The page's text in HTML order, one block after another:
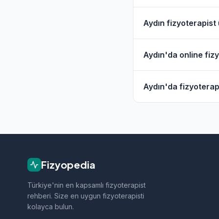
Hizmet" filtresini
Aydın
değişmektedir.
iletişime
Aydın'da online
vermektedir. Online
Aydın'da
Fizyopedia
Türkiye'nin en kapsamlı fizyoterapist
rehberi. Size en uygun fizyoterapisti
kolayca bulun.